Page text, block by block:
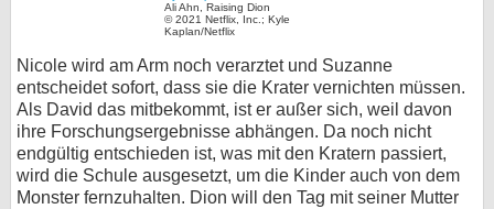
Ali Ahn, Raising Dion
© 2021 Netflix, Inc.; Kyle
Kaplan/Netflix
Nicole wird am Arm noch verarztet und Suzanne
entscheidet sofort, dass sie die Krater vernichten müssen.
Als David das mitbekommt, ist er außer sich, weil davon
ihre Forschungsergebnisse abhängen. Da noch nicht
endgültig entschieden ist, was mit den Kratern passiert,
wird die Schule ausgesetzt, um die Kinder auch von dem
Monster fernzuhalten. Dion will den Tag mit seiner Mutter